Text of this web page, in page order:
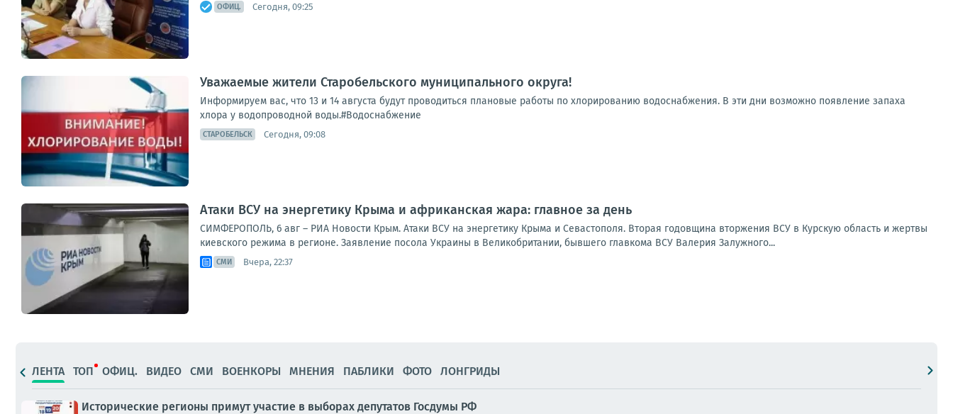
ОФИЦ. Сегодня, 09:25
Уважаемые жители Старобельского муниципального округа!
Информируем вас, что 13 и 14 августа будут проводиться плановые работы по хлорированию водоснабжения. В эти дни возможно появление запаха
хлора у водопроводной воды.#Водоснабжение
СТАРОБЕЛЬСК Сегодня, 09:08
Атаки ВСУ на энергетику Крыма и африканская жара: главное за день
СИМФЕРОПОЛЬ, 6 авг – РИА Новости Крым. Атаки ВСУ на энергетику Крыма и Севастополя. Вторая годовщина вторжения ВСУ в Курскую область и жертвы
киевского режима в регионе. Заявление посола Украины в Великобритании, бывшего главкома ВСУ Валерия Залужного...
СМИ Вчера, 22:37
ЛЕНТА ТОП ОФИЦ. ВИДЕО СМИ ВОЕНКОРЫ МНЕНИЯ ПАБЛИКИ ФОТО ЛОНГРИДЫ
Исторические регионы примут участие в выборах депутатов Госдумы РФ